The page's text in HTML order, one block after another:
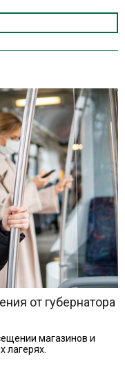
от губернатора
магазинов и
лагерях.